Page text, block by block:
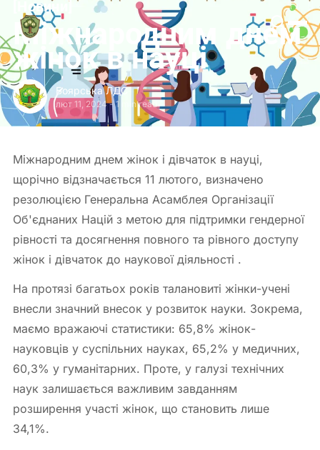
Новини [
Міжнародним днем
жінок в науці
Боярська ЛДС
лют 11, 2024-1 min read
Міжнародним днем жінок і дівчаток в науці,
щорічно відзначається 11 лютого, визначено
резолюцією Генеральна Асамблея Організації
Об'єднаних Націй з метою для підтримки гендерної
рівності та досягнення повного та рівного доступу
жінок і дівчаток до наукової діяльності .
На протязі багатьох років талановиті жінки-учені
внесли значний внесок у розвиток науки. Зокрема,
маємо вражаючі статистики: 65,8% жінок-
науковців у суспільних науках, 65,2% у медичних,
60,3% у гуманітарних. Проте, у галузі технічних
наук залишається важливим завданням
розширення участі жінок, що становить лише
34,1%.